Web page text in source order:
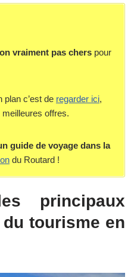
vraiment pas chers pour
plan c’est de regarder ici,
offres.
guide de voyage dans la
du Routard !
principaux
tourisme en